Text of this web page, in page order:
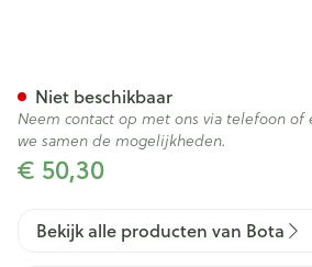
€ 50,30
Niet beschikbaar
Neem contact op met ons via telefoon
we samen de mogelijkheden.
Bekijk alle producten van Bota